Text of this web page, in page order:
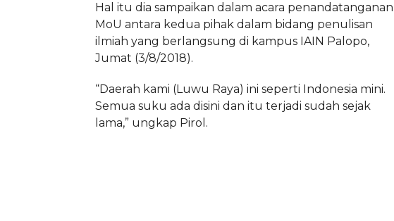
Hal itu dia sampaikan dalam acara penandatanganan
MoU antara kedua pihak dalam bidang penulisan
ilmiah yang berlangsung di kampus IAIN Palopo,
Jumat (3/8/2018).
“Daerah kami (Luwu Raya) ini seperti Indonesia mini.
Semua suku ada disini dan itu terjadi sudah sejak
lama,” ungkap Pirol.